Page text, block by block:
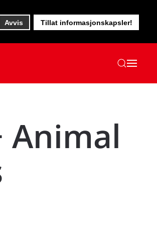
Avvis Tillat informasjonskapsler!
Animal